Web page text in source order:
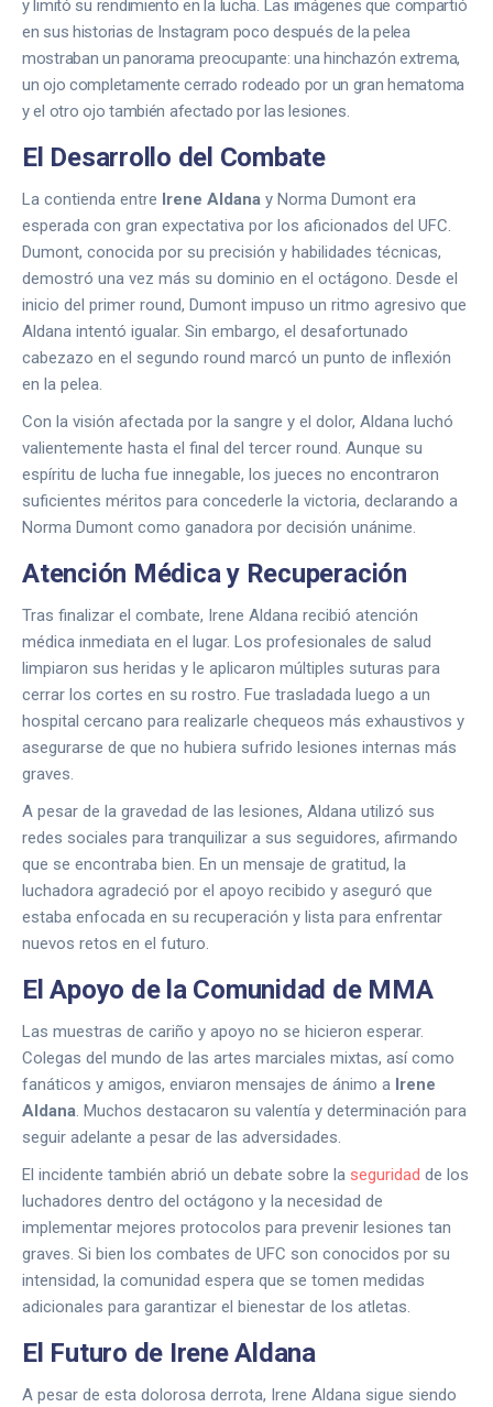
y limitó su rendimiento en la lucha. Las imágenes que compartió
en sus historias de Instagram poco después de la pelea
mostraban un panorama preocupante: una hinchazón extrema,
un ojo completamente cerrado rodeado por un gran hematoma
y el otro ojo también afectado por las lesiones.
El Desarrollo del Combate
La contienda entre Irene Aldana y Norma Dumont era
esperada con gran expectativa por los aficionados del UFC.
Dumont, conocida por su precisión y habilidades técnicas,
demostró una vez más su dominio en el octágono. Desde el
inicio del primer round, Dumont impuso un ritmo agresivo que
Aldana intentó igualar. Sin embargo, el desafortunado
cabezazo en el segundo round marcó un punto de inflexión
en la pelea.
Con la visión afectada por la sangre y el dolor, Aldana luchó
valientemente hasta el final del tercer round. Aunque su
espíritu de lucha fue innegable, los jueces no encontraron
suficientes méritos para concederle la victoria, declarando a
Norma Dumont como ganadora por decisión unánime.
Atención Médica y Recuperación
Tras finalizar el combate, Irene Aldana recibió atención
médica inmediata en el lugar. Los profesionales de salud
limpiaron sus heridas y le aplicaron múltiples suturas para
cerrar los cortes en su rostro. Fue trasladada luego a un
hospital cercano para realizarle chequeos más exhaustivos y
asegurarse de que no hubiera sufrido lesiones internas más
graves.
A pesar de la gravedad de las lesiones, Aldana utilizó sus
redes sociales para tranquilizar a sus seguidores, afirmando
que se encontraba bien. En un mensaje de gratitud, la
luchadora agradeció por el apoyo recibido y aseguró que
estaba enfocada en su recuperación y lista para enfrentar
nuevos retos en el futuro.
El Apoyo de la Comunidad de MMA
Las muestras de cariño y apoyo no se hicieron esperar.
Colegas del mundo de las artes marciales mixtas, así como
fanáticos y amigos, enviaron mensajes de ánimo a Irene
Aldana. Muchos destacaron su valentía y determinación para
seguir adelante a pesar de las adversidades.
El incidente también abrió un debate sobre la seguridad de los
luchadores dentro del octágono y la necesidad de
implementar mejores protocolos para prevenir lesiones tan
graves. Si bien los combates de UFC son conocidos por su
intensidad, la comunidad espera que se tomen medidas
adicionales para garantizar el bienestar de los atletas.
El Futuro de Irene Aldana
A pesar de esta dolorosa derrota, Irene Aldana sigue siendo